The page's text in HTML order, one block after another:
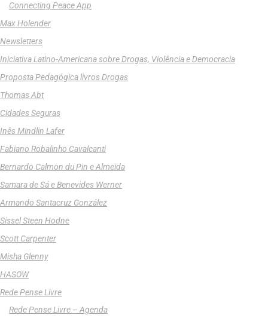
Connecting Peace App
Max Holender
Newsletters
Iniciativa Latino-Americana sobre Drogas, Violência e Democracia
Proposta Pedagógica livros Drogas
Thomas Abt
Cidades Seguras
Inês Mindlin Lafer
Fabiano Robalinho Cavalcanti
Bernardo Calmon du Pin e Almeida
Samara de Sá e Benevides Werner
Armando Santacruz González
Sissel Steen Hodne
Scott Carpenter
Misha Glenny
HASOW
Rede Pense Livre
Rede Pense Livre – Agenda